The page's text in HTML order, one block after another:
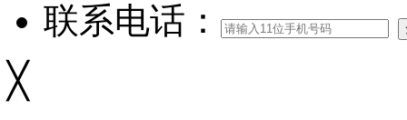
联系电话：
╳